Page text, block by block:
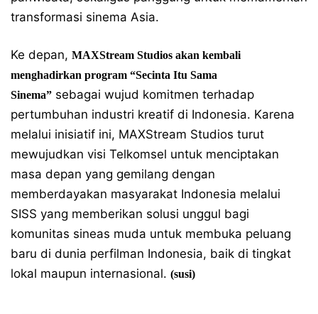
transformasi sinema Asia.
Ke depan, MAXStream Studios akan kembali
menghadirkan program “Secinta Itu Sama
Sinema” sebagai wujud komitmen terhadap
pertumbuhan industri kreatif di Indonesia. Karena
melalui inisiatif ini, MAXStream Studios turut
mewujudkan visi Telkomsel untuk menciptakan
masa depan yang gemilang dengan
memberdayakan masyarakat Indonesia melalui
SISS yang memberikan solusi unggul bagi
komunitas sineas muda untuk membuka peluang
baru di dunia perfilman Indonesia, baik di tingkat
lokal maupun internasional. (susi)